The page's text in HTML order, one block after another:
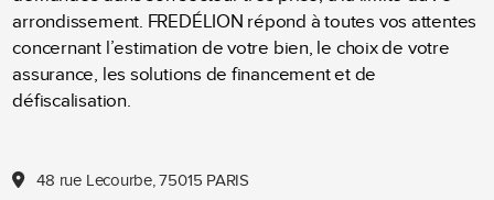
arrondissement. FREDÉLION répond à toutes vos attentes
concernant l’estimation de votre bien, le choix de votre
assurance, les solutions de financement et de
défiscalisation.
48 rue Lecourbe, 75015 PARIS